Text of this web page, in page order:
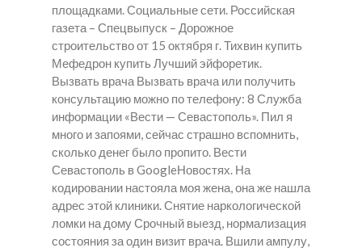
площадками. Социальные сети. Российская
газета – Спецвыпуск – Дорожное
строительство от 15 октября г. Тихвин купить
Мефедрон купить Лучший эйфоретик.
Вызвать врача Вызвать врача или получить
консультацию можно по телефону: 8 Служба
информации «Вести — Севастополь». Пил я
много и запоями, сейчас страшно вспомнить,
сколько денег было пропито. Вести
Севастополь в GoogleНовостях. На
кодировании настояла моя жена, она же нашла
адрес этой клиники. Снятие наркологической
ломки на дому Срочный выезд, нормализация
состояния за один визит врача. Вшили ампулу,